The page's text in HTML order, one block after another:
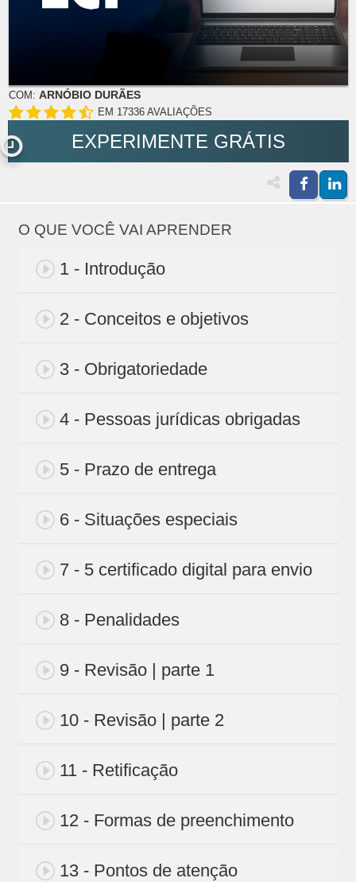
COM: ARNÓBIO DURÃES
EM 17336 AVALIAÇÕES
EXPERIMENTE GRÁTIS
O QUE VOCÊ VAI APRENDER
1 - Introdução
2 - Conceitos e objetivos
3 - Obrigatoriedade
4 - Pessoas jurídicas obrigadas
5 - Prazo de entrega
6 - Situações especiais
7 - 5 certificado digital para envio
8 - Penalidades
9 - Revisão | parte 1
10 - Revisão | parte 2
11 - Retificação
12 - Formas de preenchimento
13 - Pontos de atenção